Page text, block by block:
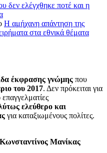
δεν ελέγχθηκε ποτέ και η
Η αμήχανη απάντηση της
στα εθνικά θέματα
έκφρασης γνώμης που
του 2017. Δεν πρόκειται για
ελεύθερο και
για καταξιωμένους πολίτες.
Μανίκας